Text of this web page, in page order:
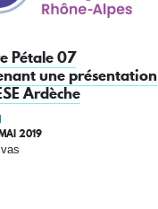
Pétale 07
une présentation
Ardèche
2019